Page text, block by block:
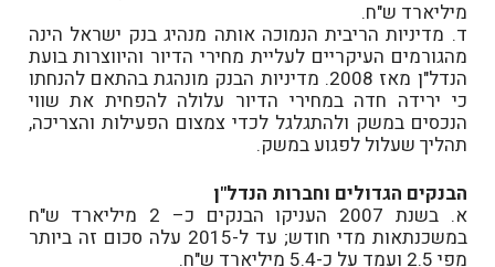
מיליארד ש"ח.
ד. מדיניות הריבית הנמוכה אותה מנהיג בנק ישראל הינה
מהגורמים העיקריים לעליית מחירי הדיור והיווצרות בועת
הנדל"ן מאז 2008. מדיניות הבנק מונהגת בהתאם להנחתו
כי ירידה חדה במחירי הדיור עלולה להפחית את שווי
הנכסים במשק ולהתגלגל לכדי צמצום הפעילות והצריכה,
תהליך שעלול לפגוע במשק.
הבנקים הגדולים וחברות הנדל"ן
א. בשנת 2007 העניקו הבנקים כ– 2 מיליארד ש"ח
במשכנתאות מדי חודש; עד ל-2015 עלה סכום זה ביותר
מפי 2.5 ועמד על כ-5.4 מיליארד ש"ח.